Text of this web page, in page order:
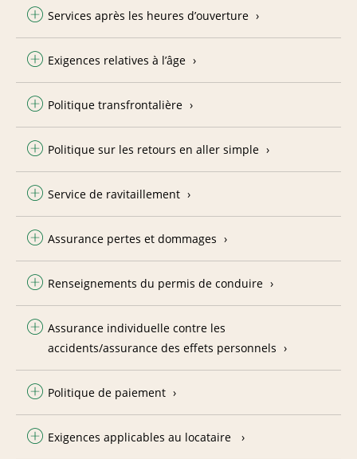
Services après les heures d’ouverture
Exigences relatives à l’âge
Politique transfrontalière
Politique sur les retours en aller simple
Service de ravitaillement
Assurance pertes et dommages
Renseignements du permis de conduire
Assurance individuelle contre les
accidents/assurance des effets personnels
Politique de paiement
Exigences applicables au locataire